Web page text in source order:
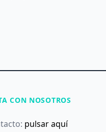
CON NOSOTROS
: pulsar aquí